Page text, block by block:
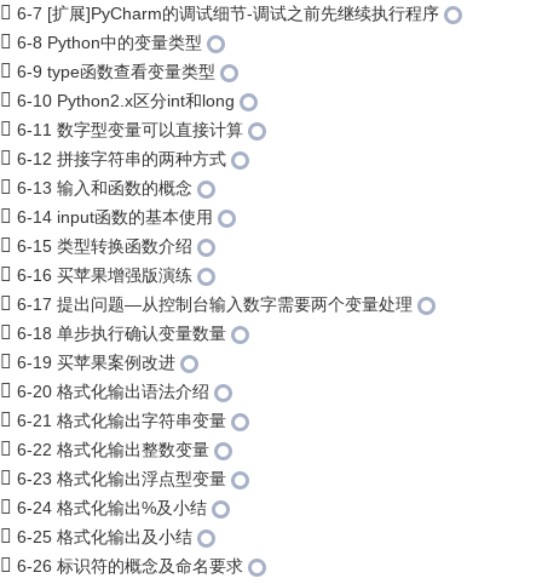
6-7 [扩展]PyCharm的调试细节-调试之前先继续执行程序
6-8 Python中的变量类型
6-9 type函数查看变量类型
6-10 Python2.x区分int和long
6-11 数字型变量可以直接计算
6-12 拼接字符串的两种方式
6-13 输入和函数的概念
6-14 input函数的基本使用
6-15 类型转换函数介绍
6-16 买苹果增强版演练
6-17 提出问题—从控制台输入数字需要两个变量处理
6-18 单步执行确认变量数量
6-19 买苹果案例改进
6-20 格式化输出语法介绍
6-21 格式化输出字符串变量
6-22 格式化输出整数变量
6-23 格式化输出浮点型变量
6-24 格式化输出%及小结
6-25 格式化输出及小结
6-26 标识符的概念及命名要求